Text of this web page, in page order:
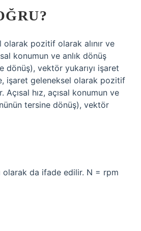
pozitif olarak alınır ve
konumun ve anlık dönüş
dönüş), vektör yukarıyı işaret
işaret geleneksel olarak pozitif
hız, açısal konumun ve
tersine dönüş), vektör
olarak da ifade edilir. N = rpm